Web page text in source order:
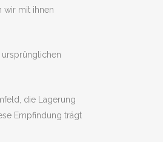
wir mit ihnen
ursprünglichen
die Lagerung
Empfindung trägt